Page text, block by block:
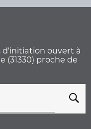
d'initiation ouvert à
(31330) proche de